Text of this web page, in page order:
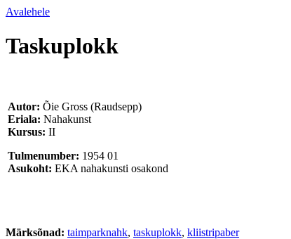
Avalehele
Taskuplokk
Autor: Õie Gross (Raudsepp)
Eriala: Nahakunst
Kursus: II
Tulmenumber: 1954 01
Asukoht: EKA nahakunsti osakond
Märksõnad: taimparknahk, taskuplokk, kliistripaber